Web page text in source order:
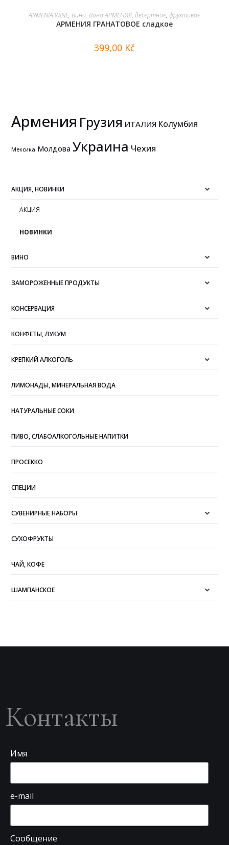
В КОРЗИНУ
ARMENIA WINE, Вино, Вино АРМЕНИЯ, десертное, фруктовое
АРМЕНИЯ ГРАНАТОВОЕ сладкое
399,00 Kč
Армения Грузия ИТАЛИЯ Колумбия
Мексика Молдова Украина Чехия
АКЦИЯ, НОВИНКИ
АКЦИЯ
НОВИНКИ
ВИНО
ЗАМОРОЖЕННЫЕ ПРОДУКТЫ
КОНСЕРВАЦИЯ
КОНФЕТЫ, ЛУКУМ
КРЕПКИЙ АЛКОГОЛЬ
ЛИМОНАДЫ, МИНЕРАЛЬНАЯ ВОДА
НАТУРАЛЬНЫЕ СОКИ
ПИВО, СЛАБОАЛКОГОЛЬНЫЕ НАПИТКИ
ПРОСЕККО
СПЕЦИИ
СУВЕНИРНЫЕ НАБОРЫ
СУХОФРУКТЫ
ЧАЙ, КОФЕ
ШАМПАНСКОЕ
Контакты
Имя
e-mail
Сообщение